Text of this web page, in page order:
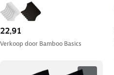
22,91
Verkoop door Bamboo Basics